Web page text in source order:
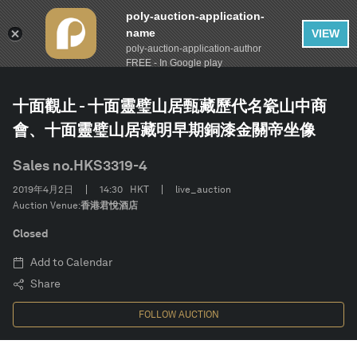
AUCTION 2019 春季拍賣
十面觀止 - 十面靈璧山居甄藏歷代名瓷山中商
會、十面靈璧山居藏明早期銅漆金關帝坐像
Sales no.HKS3319-4
2019年4月2日 14:30 HKT
live_auction
Auction Venue:香港君悅酒店
Closed
Add to Calendar
Share
FOLLOW AUCTION
FILTER Clear
Estimate
poly-auction-application-
name
poly-auction-application-author
FREE - In Google play
VIEW